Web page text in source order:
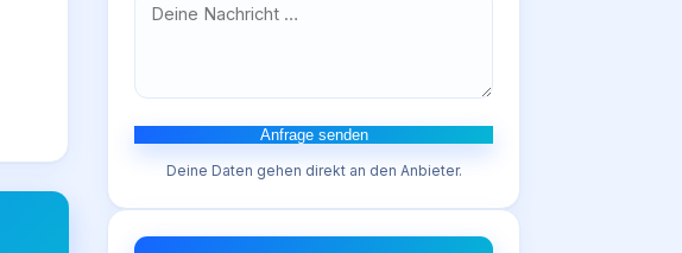
Anfrage senden
Deine Daten gehen direkt an den Anbieter.